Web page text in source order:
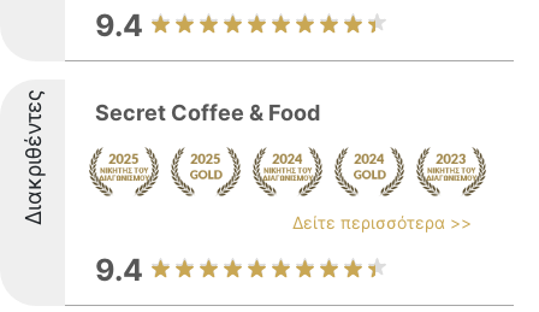
9.4
Διακριθέντες Secret Coffee & Food
Δείτε περισσότερα >>
9.4